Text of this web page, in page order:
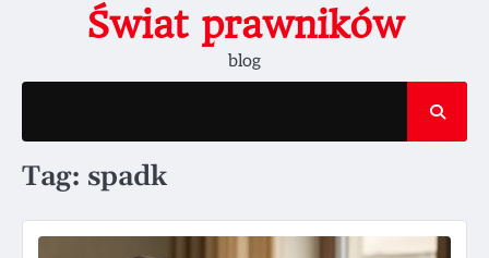
Świat prawników
blog
Tag: spadk